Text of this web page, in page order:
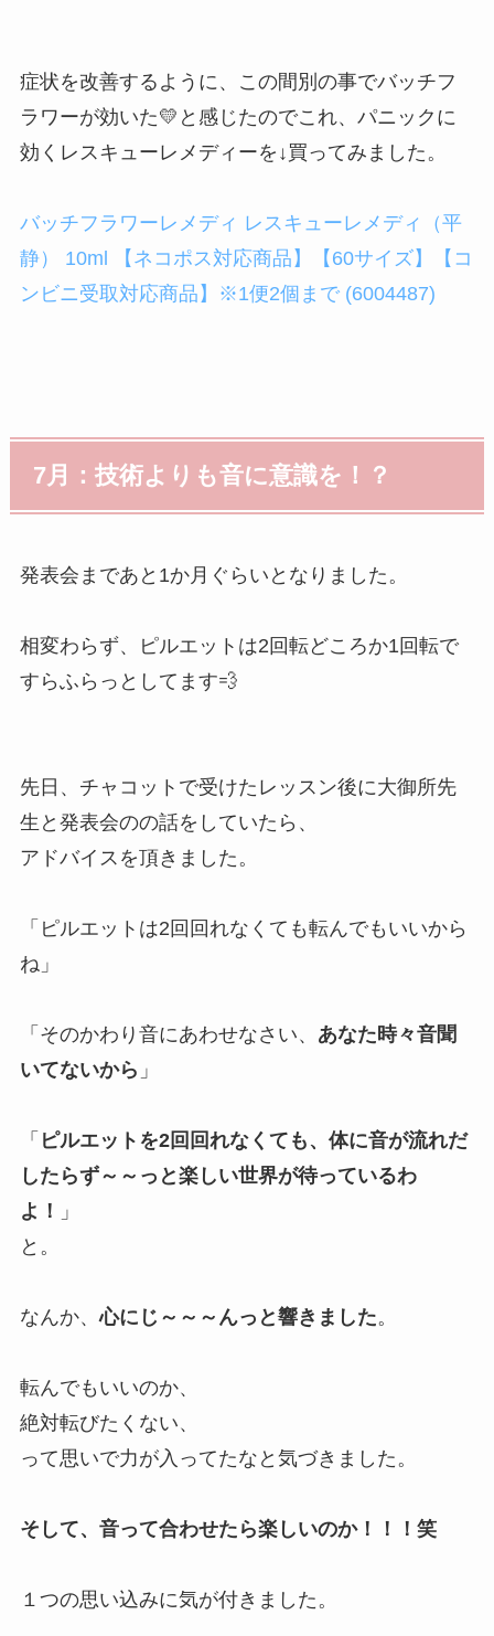
症状を改善するように、この間別の事でバッチフ
ラワーが効いた💛と感じたのでこれ、パニックに
効くレスキューレメディーを↓買ってみました。
バッチフラワーレメディ レスキューレメディ（平
静） 10ml 【ネコポス対応商品】【60サイズ】【コ
ンビニ受取対応商品】※1便2個まで (6004487)
7月：技術よりも音に意識を！？
発表会まであと1か月ぐらいとなりました。
相変わらず、ピルエットは2回転どころか1回転で
すらふらっとしてます💨
先日、チャコットで受けたレッスン後に大御所先
生と発表会のの話をしていたら、
アドバイスを頂きました。
「ピルエットは2回回れなくても転んでもいいから
ね」
「そのかわり音にあわせなさい、 あなた時々音聞
いてないから 」
「 ピルエットを2回回れなくても、体に音が流れだ
したらず～～っと楽しい世界が待っているわ
よ！
」
と。
なんか、心にじ～～～んっと響きました。
転んでもいいのか、
絶対転びたくない、
って思いで力が入ってたなと気づきました。
そして、音って合わせたら楽しいのか！！！笑
１つの思い込みに気が付きました。